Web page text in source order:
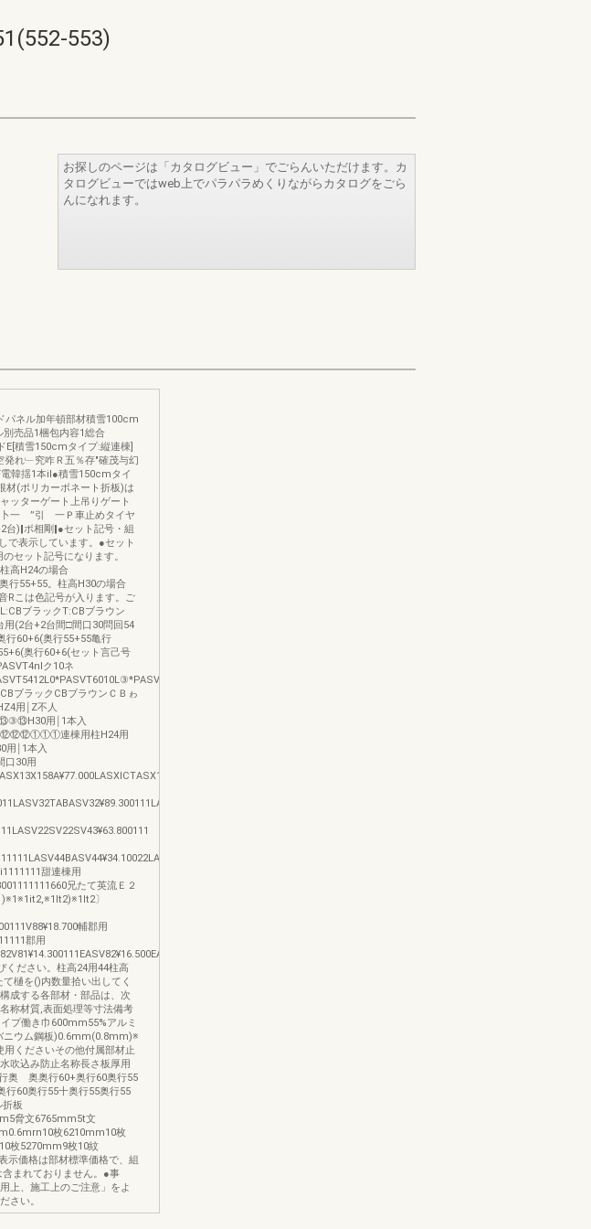
553)
お探しのページは「カタログビュー」でごらんいただけます。カ
タログビューではweb上でパラパラめくりながらカタログをごら
んになれます。
パネル加年頓部材積雪100cm
売品1梱包内容1総合
E[積雪150cmタイプ:縦連棟]
れ﹂究咋Ｒ五％存″確茂与幻
韓揺1本il●積雪150cmタイ
材(ポリカーボネート折板)は
ッターゲート上吊りゲート
卜一 ”引 一Ｐ車止めタイヤ
)‖ボ相剛‖●セット記号・組
で表示しています。●セット
セット記号になります。
高H24の場合
行55+55。柱高H30の場合
Rこは色記号が入ります。ご
ブラックT:CBブラウン
用(2台+2台間□間口30問回54
行60+6(奥行55+55亀行
奥行60+6(セット言己号
ク10ネ
ブラックCBブラウンＣＢゎ
用￨Z不人
用￨1本入
連棟用柱H24用
用￨1本入
口30用
〔BASV33¥7S.900111
甜連棟用
兄たて英流Ｅ２
〕
輔郡用
郡用
ください。柱高24用44柱高
樋を()内数量拾い出してく
成する各部材・部品は、次
称材質,表面処理等寸法備考
プ働き巾600mm55%アルミ
ニウム鋼板)0.6mm(0.8mm)※
くださいその他付属部材止
吹込み防止名称長さ板厚用
奥 奥奥行60+奥行60奥行55
行60奥行55十奥行55奥行55
折板
脅文6765mm5t文
枚6210mm10枚
枚5270mm9枚10紋
示価格は部材標準価格で、組
まれておりません。●事
上、施工上のご注意」をよ
さい。